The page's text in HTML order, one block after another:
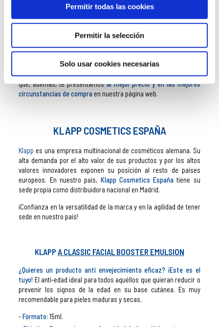
Permitir todas las cookies
Permitir la selección
Solo usar cookies necesarias
seguridad, acierto y excelencia. Su alta gama de productos y
tratamientos y su altísimo nivel de innovación y eficacia la
convierten en una marca clave en nuestro recomendador.
Constantemente tenemos la obsesión de cuidar de la mejor
manera a nuestros clientes y, por ello, te recomendamos y
garantizamos toda la cosmética englobada en la marcaKlapp
que, además, te presentamosal mejor precio y en las mejores
circunstancias de compra en nuestra página web.
KLAPP COSMETICS ESPAÑA
Klapp es una empresa multinacional de cosméticos alemana. Su
alta demanda por el alto valor de sus productos y por los altos
valores innovadores exponen su posición al resto de países
europeos. En nuestro país, Klapp Cosmetics España tiene su
sede propia como distribuidora nacional en Madrid.
¡Confianza en la versatilidad de la marca y en la agilidad de tener
sede en nuestro país!
KLAPP A CLASSIC FACIAL BOOSTER EMULSION
¿Quieres un producto anti envejecimiento eficaz? ¡Este es el
tuyo! El anti-edad ideal para todos aquéllos que quieran reducir o
prevenir los signos de la edad en su base cutánea. Es muy
recomendable para pieles maduras y secas.
Formato: 15ml.